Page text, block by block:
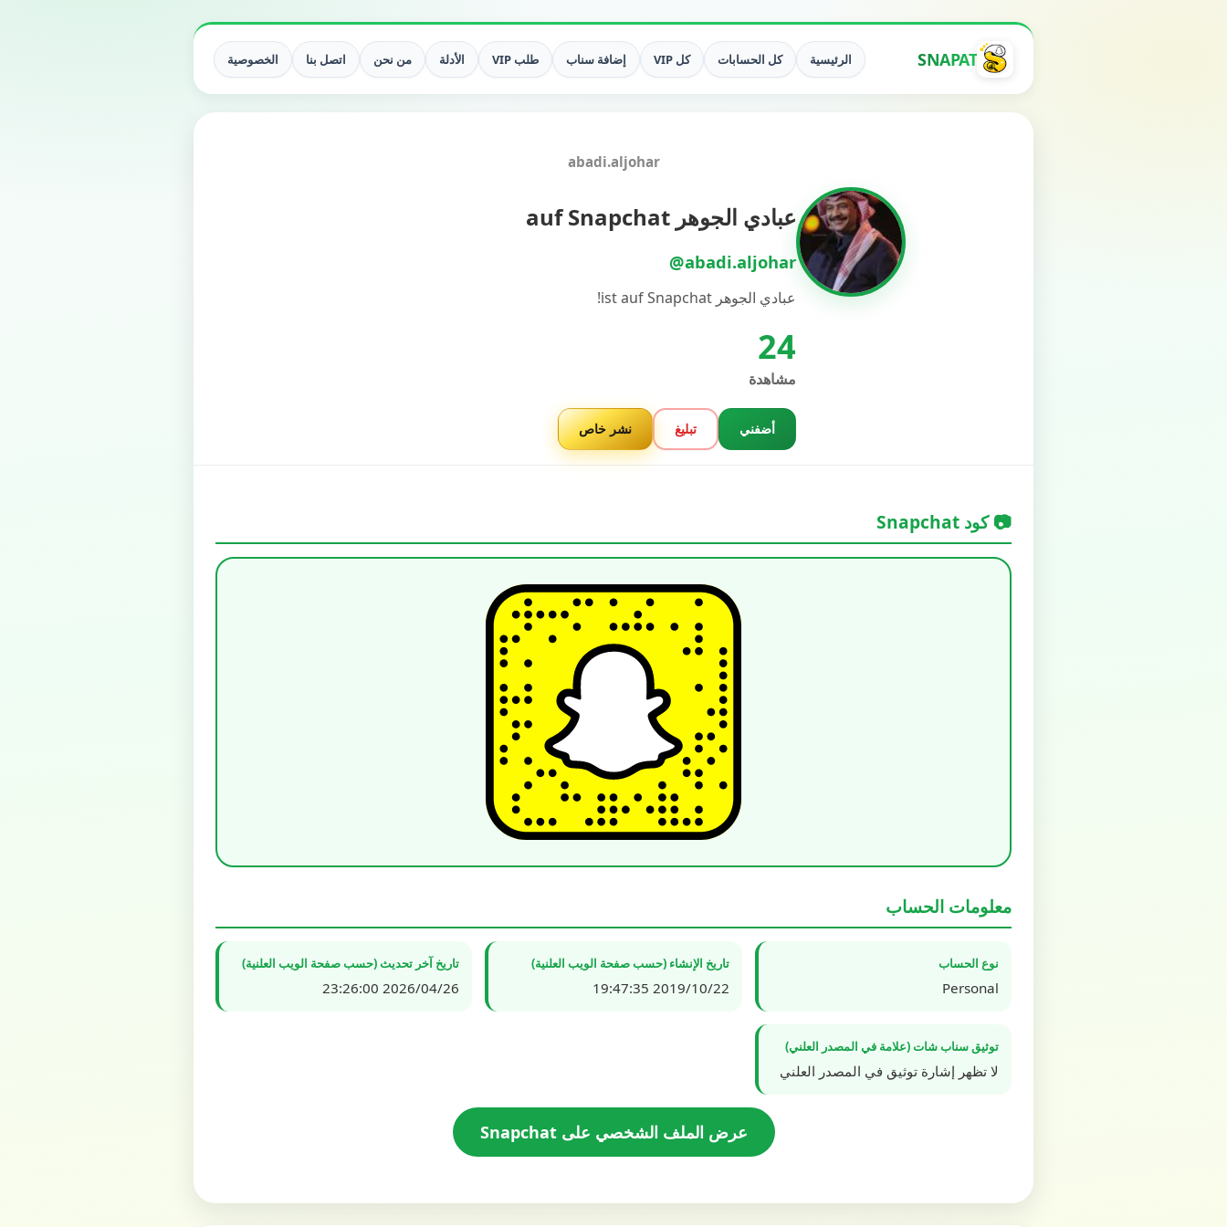
SNAPAT الرئيسية كل الحسابات كل VIP إضافة سناب طلب VIP الأدلة من نحن اتصل بنا الخصوصية
abadi.aljohar
عبادي الجوهر auf Snapchat
@abadi.aljohar
عبادي الجوهر ist auf Snapchat!
24
مشاهدة
أضفني تبليغ نشر خاص
📷 كود Snapchat
معلومات الحساب
نوع الحساب
Personal
تاريخ الإنشاء (حسب صفحة الويب العلنية)
2019/10/22 19:47:35
تاريخ آخر تحديث (حسب صفحة الويب العلنية)
2026/04/26 23:26:00
توثيق سناب شات (علامة في المصدر العلني)
لا تظهر إشارة توثيق في المصدر العلني
عرض الملف الشخصي على Snapchat